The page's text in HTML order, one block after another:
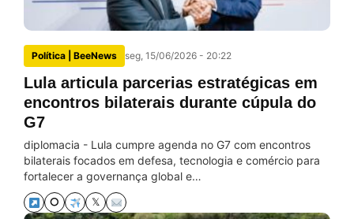
Política | BeeNews seg, 15/06/2026 - 20:22
Lula articula parcerias estratégicas em
encontros bilaterais durante cúpula do
G7
diplomacia - Lula cumpre agenda no G7 com encontros
bilaterais focados em defesa, tecnologia e comércio para
fortalecer a governança global e…
⭘ 𝕏